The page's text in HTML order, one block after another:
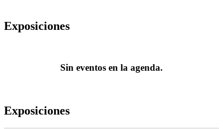
Exposiciones
Sin eventos en la agenda.
Exposiciones